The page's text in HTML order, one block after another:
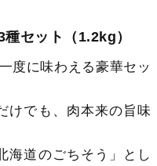
セット（1.2kg）
度に味わえる豪華セッ
けでも、肉本来の旨味
海道のごちそう」とし